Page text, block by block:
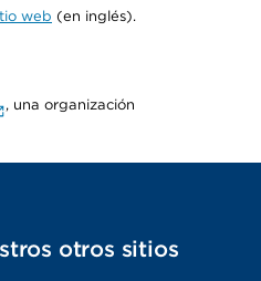
web (en inglés).
, una organización
otros sitios